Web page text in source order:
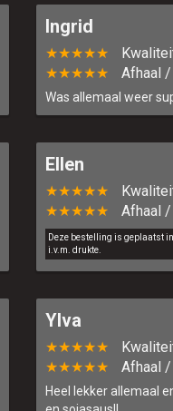
Ingrid
★★★★★
★★★★★
Afhaal
Was allemaal weer
Ellen
★★★★★
★★★★★
Afhaal
Deze bestelling is geplaatst
i.v.m. drukte.
Ylva
★★★★★
★★★★★
Afhaal
Heel lekker allemaal